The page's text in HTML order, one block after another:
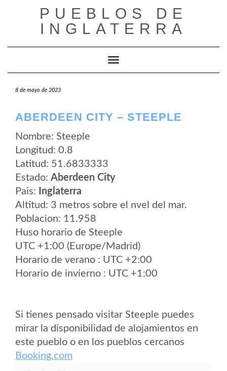
PUEBLOS DE
INGLATERRA
Cambiar modo de navegación
8 de mayo de 2023
ABERDEEN CITY – STEEPLE
Nombre: Steeple
Longitud: 0.8
Latitud: 51.6833333
Estado: Aberdeen City
Pais:
Inglaterra
Altitud: 3 metros sobre el nvel del mar.
Poblacion: 11.958
Huso horario de Steeple
UTC +1:00 (Europe/Madrid)
Horario de verano : UTC +2:00
Horario de invierno : UTC +1:00
Si tienes pensado visitar Steeple puedes
mirar la disponibilidad de alojamientos en
este pueblo o en los pueblos cercanos
Booking.com